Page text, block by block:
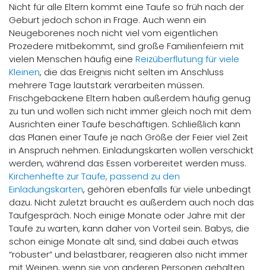
Nicht für alle Eltern kommt eine Taufe so früh nach der
Geburt jedoch schon in Frage. Auch wenn ein
Neugeborenes noch nicht viel vom eigentlichen
Prozedere mitbekommt, sind große Familienfeiern mit
vielen Menschen häufig eine Reizüberflutung für viele
Kleinen, die das Ereignis nicht selten im Anschluss
mehrere Tage lautstark verarbeiten müssen.
Frischgebackene Eltern haben außerdem häufig genug
zu tun und wollen sich nicht immer gleich noch mit dem
Ausrichten einer Taufe beschäftigen. Schließlich kann
das Planen einer Taufe je nach Größe der Feier viel Zeit
in Anspruch nehmen. Einladungskarten wollen verschickt
werden, während das Essen vorbereitet werden muss.
Kirchenhefte zur Taufe, passend zu den
Einladungskarten, gehören ebenfalls für viele unbedingt
dazu. Nicht zuletzt braucht es außerdem auch noch das
Taufgespräch. Noch einige Monate oder Jahre mit der
Taufe zu warten, kann daher von Vorteil sein. Babys, die
schon einige Monate alt sind, sind dabei auch etwas
“robuster” und belastbarer, reagieren also nicht immer
mit Weinen, wenn sie von anderen Personen gehalten